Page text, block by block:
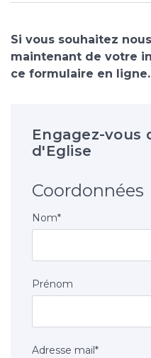
Si vous souhaitez
maintenant de votre
ce formulaire en ligne.
Engagez-vous
d'Eglise
Coordonnées
Nom*
Prénom
Adresse mail *